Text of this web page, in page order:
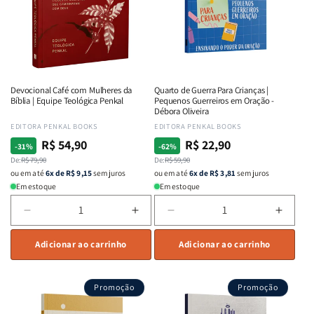
Equipe
Teológica
Penkal
Bueno
Devocional Café com Mulheres da
Bíblia | Equipe Teológica Penkal
Fornecedor:
EDITORA PENKAL BOOKS
-31%
Preço
normal
De:R$ 79,90
Preço
promocional
R$ 54,90
ou em até6x de R$ 9,15sem juros
Em estoque
a
quantidade
de
Café
Aumentar
a
quantidade
de
Café
Adicionar ao carrinho
Quarto de Guerra Para Crianças |
Pequenos Guerreiros em Oração -
Débora Oliveira
Fornecedor:
EDITORA PENKAL BOOKS
-62%
Preço
normal
De:R$ 59,90
Preço
promocional
R$ 22,90
ou em até6x de R$ 3,81 sem juros
Em estoque
a
quantidade
de
a
de
de
Adicionar ao carrinho
Promoção Promoção